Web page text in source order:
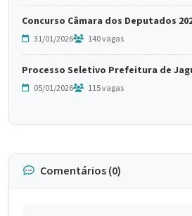
Concurso Câmara dos Deputados
31/01/2026 140 vagas
Processo Seletivo Prefeitura de
05/01/2026 115 vagas
Comentários (0)